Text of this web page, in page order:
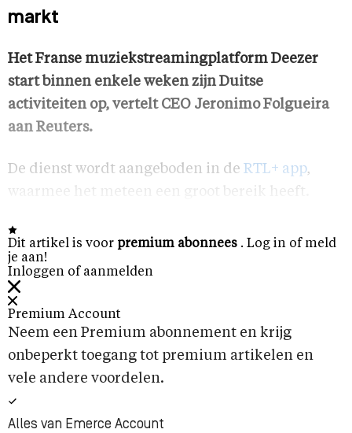
markt
Het Franse muziekstreamingplatform Deezer
start binnen enkele weken zijn Duitse
activiteiten op, vertelt CEO Jeronimo Folgueira
aan Reuters.
De dienst wordt aangeboden in de RTL+ app,
waarmee het meteen een groot bereik heeft.
Dit artikel is voor premium abonnees . Log in of meld
je aan!
Inloggen of aanmelden
Premium Account
Neem een Premium abonnement en krijg
onbeperkt toegang tot premium artikelen en
vele andere voordelen.
Alles van Emerce Account